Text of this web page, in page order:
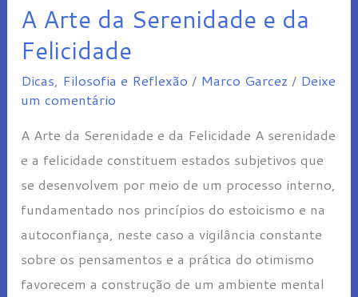
A Arte da Serenidade e da
Felicidade
Dicas Filosofia e Reflexão / Marco Garcez / Deixe
um comentário
A Arte da Serenidade e da Felicidade A serenidade
e a felicidade constituem estados subjetivos que
se desenvolvem por meio de um processo interno,
fundamentado nos princípios do estoicismo e na
autoconfiança, neste caso a vigilância constante
sobre os pensamentos e a prática do otimismo
favorecem a construção de um ambiente mental
A
Arte
da
Serenidade
da
Felicidade